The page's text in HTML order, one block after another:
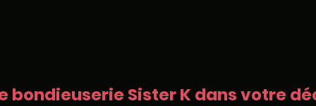
bondieuserie Sister K dans votre